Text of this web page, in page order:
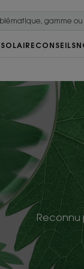
SOLAIRE CONSEILS
Reconnu